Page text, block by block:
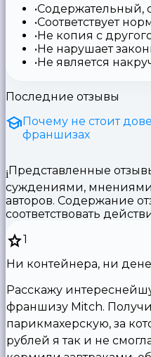
Содержательный,
Соответствует
Не копия с
Не нарушает
Не является
Последние отзывы
Почему не стоит
франшизах
Представленные
суждениями,
авторов. Содержание
соответствовать
1
Ни контейнера, ни
Расскажу
франшизу Mitch.
парикмахерскую, за
рублей я так и не